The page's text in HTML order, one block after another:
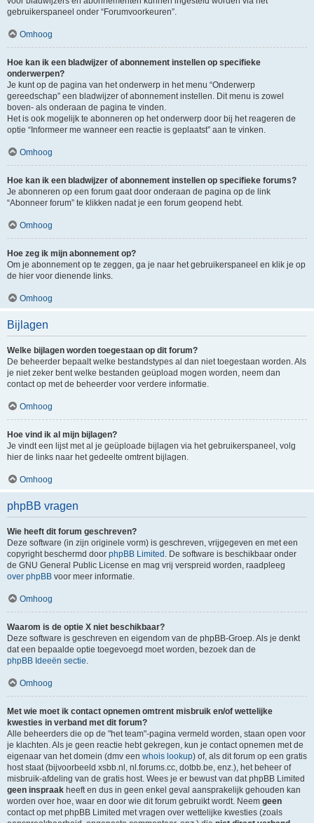
gebruikerspaneel onder “Forumvoorkeuren”.
Omhoog
Hoe kan ik een bladwijzer of abonnement instellen op specifieke
onderwerpen?
Je kunt op de pagina van het onderwerp in het menu “Onderwerp
gereedschap” een bladwijzer of abonnement instellen. Dit menu is zowel
boven- als onderaan de pagina te vinden.
Het is ook mogelijk te abonneren op het onderwerp door bij het reageren de
optie “Informeer me wanneer een reactie is geplaatst” aan te vinken.
Omhoog
Hoe kan ik een bladwijzer of abonnement instellen op specifieke forums?
Je abonneren op een forum gaat door onderaan de pagina op de link
“Abonneer forum” te klikken nadat je een forum geopend hebt.
Omhoog
Hoe zeg ik mijn abonnement op?
Om je abonnement op te zeggen, ga je naar het gebruikerspaneel en klik je op
de hier voor dienende links.
Omhoog
Bijlagen
Welke bijlagen worden toegestaan op dit forum?
De beheerder bepaalt welke bestandstypes al dan niet toegestaan worden. Als
je niet zeker bent welke bestanden geüpload mogen worden, neem dan
contact op met de beheerder voor verdere informatie.
Omhoog
Hoe vind ik al mijn bijlagen?
Je vindt een lijst met al je geüploade bijlagen via het gebruikerspaneel, volg
hier de links naar het gedeelte omtrent bijlagen.
Omhoog
phpBB vragen
Wie heeft dit forum geschreven?
Deze software (in zijn originele vorm) is geschreven, vrijgegeven en met een
copyright beschermd door phpBB Limited . De software is beschikbaar onder
de GNU General Public License en mag vrij verspreid worden, raadpleeg
over phpBB voor meer informatie.
Omhoog
Waarom is de optie X niet beschikbaar?
Deze software is geschreven en eigendom van de phpBB-Groep. Als je denkt
dat een bepaalde optie toegevoegd moet worden, bezoek dan de
phpBB Ideeën sectie.
Omhoog
Met wie moet ik contact opnemen omtrent misbruik en/of wettelijke
kwesties in verband met dit forum?
Alle beheerders die op de "het team"-pagina vermeld worden, staan open voor
je klachten. Als je geen reactie hebt gekregen, kun je contact opnemen met de
eigenaar van het domein (dmv een whois lookup) of, als dit forum op een gratis
host staat (bijvoorbeeld xsbb.nl, nl.forums.cc, dotbb.be, enz.), het beheer of
misbruik-afdeling van de gratis host. Wees je er bewust van dat phpBB Limited
geen inspraak heeft en dus in geen enkel geval aansprakelijk gehouden kan
worden over hoe, waar en door wie dit forum gebruikt wordt. Neem geen
contact op met phpBB Limited met vragen over wettelijke kwesties (zoals